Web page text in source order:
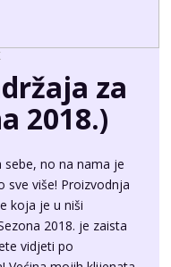
za
2018.)
sebe, no na nama je
sve više! Proizvodnja
koja je u niši
2018. je zaista
vidjeti po